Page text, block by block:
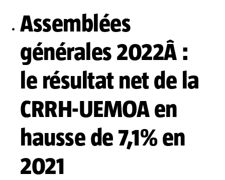
Assemblées
générales 2022Â :
le résultat net de la
CRRH-UEMOA en
hausse de 7,1% en
2021